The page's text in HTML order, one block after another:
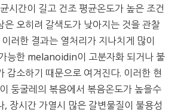
시간이 길고 건조 평균온도가 높은 조건
은 오히려 갈색도가 낮아지는 것을 관찰
이러한 결과는 열처리가 지나치게 많이
능한 melanoidin이 고분자화 되거나 불
감소하기 때문으로 여겨진다. 이러한 현
이 둥굴레의 볶음에서 볶음온도가 높을수
, 장시간 가열시 많은 갈변물질이 불용성